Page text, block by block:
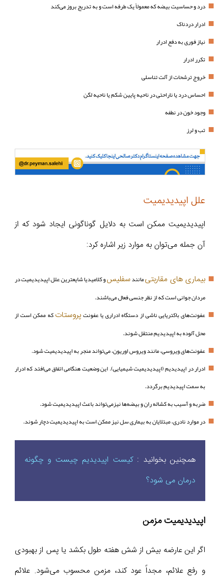
درد و حساسیت بیضه که معمولاً یک طرفه است و به تدریج بروز می‌کند
ادرار دردناک
نیاز فوری به دفع ادرار
تکرر ادرار
خروج ترشحات از آلت تناسلی
احساس درد یا ناراحتی در ناحیه پایین شکم یا ناحیه لگن
وجود خون در نطفه
تب و لرز
علل اپیدیدیمیت
اپیدیدیمیت ممکن است به دلایل گوناگونی ایجاد شود که از
آن جمله می‌توان به موارد زیر اشاره کرد:
بیماری های مقاربتیمانندسفلیسو کلامیدیا شایعترین علل اپیدیدیمیت در
مردان جوانی است که از نظر جنسی فعال می‌باشند.
عفونت‌های باکتریایی ناشی از دستگاه ادراری یا عفونتپروستاتکه ممکن است از
محل آلوده به اپیدیدیم منتقل شوند.
عفونت‌های ویروسی، مانند ویروس اوریون، می‌تواند منجر به اپیدیدیمیت شود.
ادرار در اپیدیدیم (اپیدیدیمیت شیمیایی). این وضعیت هنگامی اتفاق می‌افتد که ادرار
به سمت اپیدیدیم برگردد.
ضربه و آسیب به کشاله ران و بیضه‌ها نیزمی‌تواند باعث اپیدیدیمیت شود.
در موارد نادری، مبتلایان به بیماری سل نیز ممکن است به اپیدیدیمیت دچار شوند.
همچنین بخوانید :کیست اپیدیدیم چیست و چگونه
درمان می شود؟
اپیدیدیمیت مزمن
اگر این عارضه بیش از شش هفته طول بکشد یا پس از بهبودی
و رفع علائم، مجداً عود کند، مزمن محسوب می‌شود. علائم